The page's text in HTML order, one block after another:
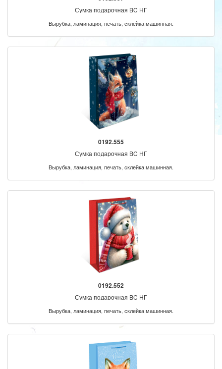
Сумка подарочная BC НГ
Вырубка, ламинация, печать, склейка машинная.
0192.555
Сумка подарочная BC НГ
Вырубка, ламинация, печать, склейка машинная.
0192.552
Сумка подарочная BC НГ
Вырубка, ламинация, печать, склейка машинная.